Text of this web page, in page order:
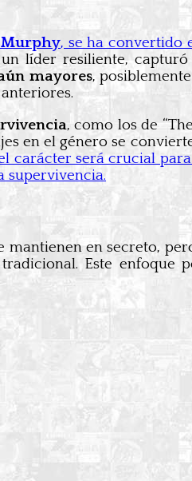
, se ha convertido
líder resiliente,
mayores,
, como los de
en el género se
carácter será crucial para
supervivencia.
mantienen en secreto,
Este